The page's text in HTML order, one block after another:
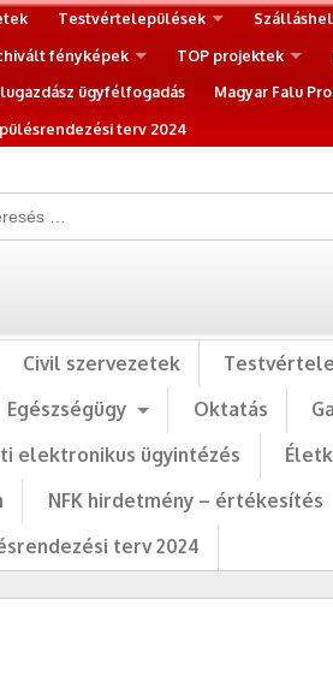
Testvértelepülések
fényképek TOP projektek
ügyfélfogadás Magyar Falu
terv 2024
Civil szervezetek
Egészségügy Oktatás
elektronikus ügyintézés
NFK hirdetmény – értékesítés
terv 2024